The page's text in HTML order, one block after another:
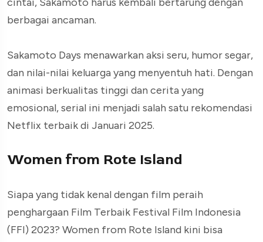
berbagai ancaman.
Sakamoto Days menawarkan aksi seru, humor segar,
dan nilai-nilai keluarga yang menyentuh hati. Dengan
animasi berkualitas tinggi dan cerita yang
emosional, serial ini menjadi salah satu rekomendasi
Netflix terbaik di Januari 2025.
Women from Rote Island
Siapa yang tidak kenal dengan film peraih
penghargaan Film Terbaik Festival Film Indonesia
(FFI) 2023? Women from Rote Island kini bisa